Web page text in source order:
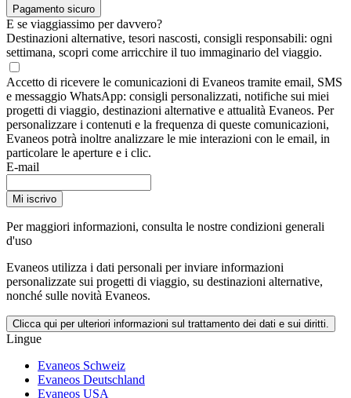
Pagamento sicuro
E se viaggiassimo per davvero?
Destinazioni alternative, tesori nascosti, consigli responsabili: ogni
settimana, scopri come arricchire il tuo immaginario del viaggio.
Accetto di ricevere le comunicazioni di Evaneos tramite email, SMS
e messaggio WhatsApp: consigli personalizzati, notifiche sui miei
progetti di viaggio, destinazioni alternative e attualità Evaneos. Per
personalizzare i contenuti e la frequenza di queste comunicazioni,
Evaneos potrà inoltre analizzare le mie interazioni con le email, in
particolare le aperture e i clic.
E-mail
Mi iscrivo
Per maggiori informazioni, consulta le nostre condizioni generali
d'uso
Evaneos utilizza i dati personali per inviare informazioni
personalizzate sui progetti di viaggio, su destinazioni alternative,
nonché sulle novità Evaneos.
Clicca qui per ulteriori informazioni sul trattamento dei dati e sui diritti.
Lingue
Evaneos Schweiz
Evaneos Deutschland
Evaneos USA